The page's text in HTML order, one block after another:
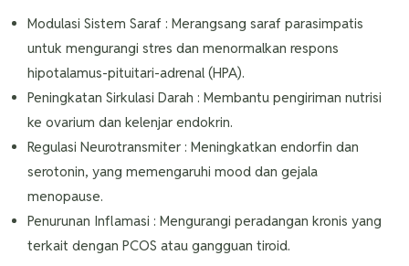
Modulasi Sistem Saraf : Merangsang saraf parasimpatis
untuk mengurangi stres dan menormalkan respons
hipotalamus-pituitari-adrenal (HPA).
Peningkatan Sirkulasi Darah : Membantu pengiriman nutrisi
ke ovarium dan kelenjar endokrin.
Regulasi Neurotransmiter : Meningkatkan endorfin dan
serotonin, yang memengaruhi mood dan gejala
menopause.
Penurunan Inflamasi : Mengurangi peradangan kronis yang
terkait dengan PCOS atau gangguan tiroid.